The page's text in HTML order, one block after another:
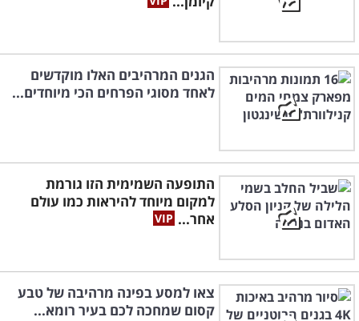
הגנים המרהיבים האלו מוקדשים
לאחד מסוגי הפרחים הכי מיוחדים...
התופעה השמימית הזו גורמת
למקום מיוחד להיראות כמו עולם
אחר...
צאו למסע בפינה מרהיבה של טבע
קסום שמחכה לכם בעיר רומא...